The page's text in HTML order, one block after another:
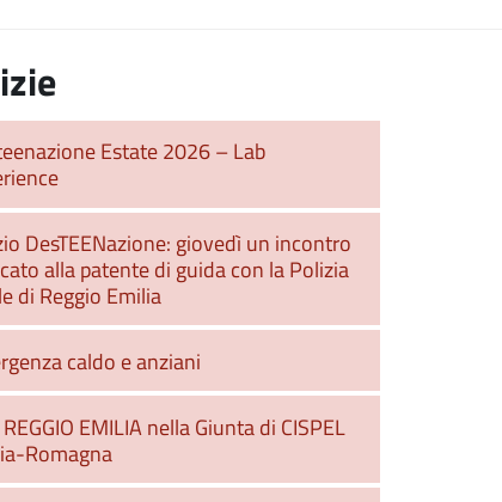
Estate 2026 – Lab
DesTEENazione: giovedì un incontro
alla patente di guida con la Polizia
di Reggio Emilia
caldo e anziani
EMILIA nella Giunta di CISPEL
Romagna